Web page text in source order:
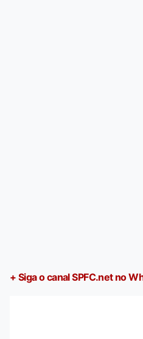
+ Siga o canal SPFC.net no